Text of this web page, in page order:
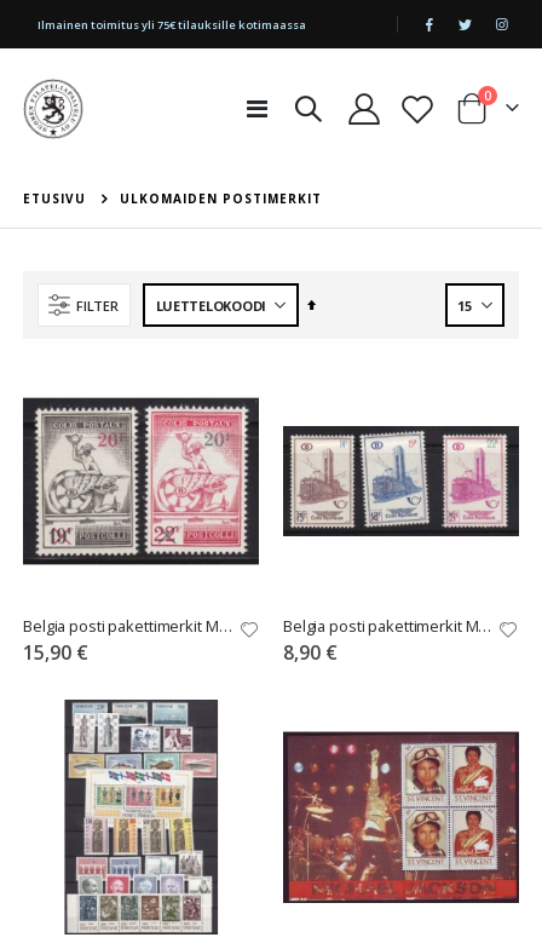
|
Ilmainen toimitus yli 75€ tilauksille kotimaassa
Toggle
Cart
0tuotetta
ETUSIVU ULKOMAIDEN POSTIMERKIT
FILTER
Aseta
Belgia posti pakettimerkit Mi 50-51 *
15,90 €
Belgia posti pakettimerkit Mi 44-46 *
8,90 €